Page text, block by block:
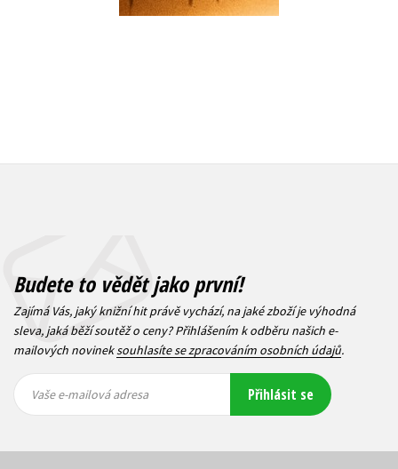
Budete to vědět jako první!
Zajímá Vás, jaký knižní hit právě vychází, na jaké zboží je výhodná
sleva, jaká běží soutěž o ceny? Přihlášením k odběru našich e-
mailových novineksouhlasíte se zpracováním osobních údajů.
mailová
mailová
Vaše e-mailová adresa Přihlásit se